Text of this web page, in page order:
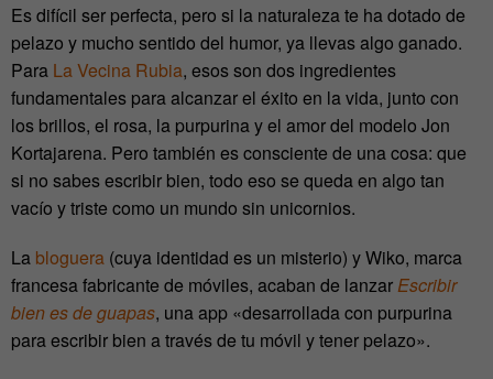
Es difícil ser perfecta, pero si la naturaleza te ha dotado de
pelazo y mucho sentido del humor, ya llevas algo ganado.
Para La Vecina Rubia, esos son dos ingredientes
fundamentales para alcanzar el éxito en la vida, junto con
los brillos, el rosa, la purpurina y el amor del modelo Jon
Kortajarena. Pero también es consciente de una cosa: que
si no sabes escribir bien, todo eso se queda en algo tan
vacío y triste como un mundo sin unicornios.
La bloguera (cuya identidad es un misterio) y Wiko, marca
francesa fabricante de móviles, acaban de lanzarEscribir
bien es de guapas, una app «desarrollada con purpurina
para escribir bien a través de tu móvil y tener pelazo».